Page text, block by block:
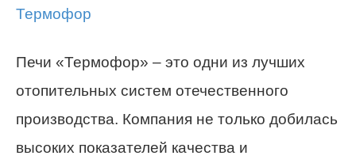
Печи «Термофор» – это одни из лучших
отопительных систем отечественного
производства. Компания не только добилась
высоких показателей качества и